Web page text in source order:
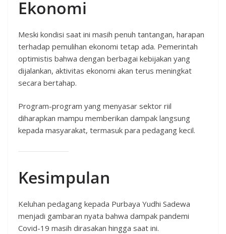
Ekonomi
Meski kondisi saat ini masih penuh tantangan, harapan
terhadap pemulihan ekonomi tetap ada. Pemerintah
optimistis bahwa dengan berbagai kebijakan yang
dijalankan, aktivitas ekonomi akan terus meningkat
secara bertahap.
Program-program yang menyasar sektor riil
diharapkan mampu memberikan dampak langsung
kepada masyarakat, termasuk para pedagang kecil.
Kesimpulan
Keluhan pedagang kepada Purbaya Yudhi Sadewa
menjadi gambaran nyata bahwa dampak pandemi
Covid-19 masih dirasakan hingga saat ini.